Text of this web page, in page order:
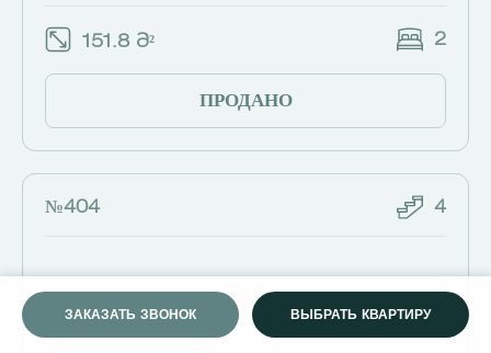
ЗАКАЗАТЬ ЗВОНОК ВЫБРАТЬ КВАРТИРУ
151.8 Მ² 2
ПРОДАНО
№404 4